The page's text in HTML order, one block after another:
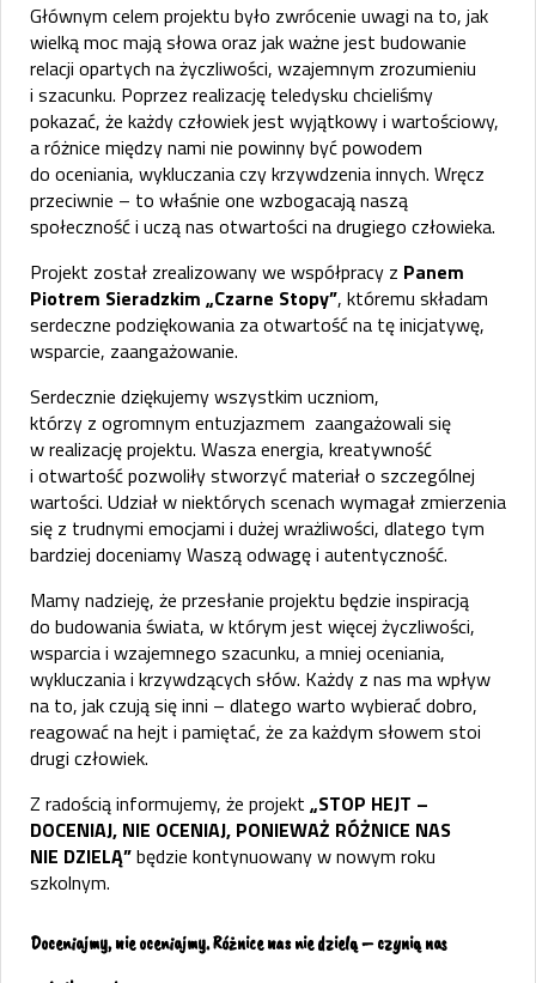
Głównym celem projektu było zwrócenie uwagi na to, jak
wielką moc mają słowa oraz jak ważne jest budowanie
relacji opartych na życzliwości, wzajemnym zrozumieniu
i szacunku. Poprzez realizację teledysku chcieliśmy
pokazać, że każdy człowiek jest wyjątkowy i wartościowy,
a różnice między nami nie powinny być powodem
do oceniania, wykluczania czy krzywdzenia innych. Wręcz
przeciwnie – to właśnie one wzbogacają naszą
społeczność i uczą nas otwartości na drugiego człowieka.
Projekt został zrealizowany we współpracy z Panem
Piotrem Sieradzkim „Czarne Stopy”, któremu składam
serdeczne podziękowania za otwartość na tę inicjatywę,
wsparcie, zaangażowanie.
Serdecznie dziękujemy wszystkim uczniom,
którzy z ogromnym entuzjazmem zaangażowali się
w realizację projektu. Wasza energia, kreatywność
i otwartość pozwoliły stworzyć materiał o szczególnej
wartości. Udział w niektórych scenach wymagał zmierzenia
się z trudnymi emocjami i dużej wrażliwości, dlatego tym
bardziej doceniamy Waszą odwagę i autentyczność.
Mamy nadzieję, że przesłanie projektu będzie inspiracją
do budowania świata, w którym jest więcej życzliwości,
wsparcia i wzajemnego szacunku, a mniej oceniania,
wykluczania i krzywdzących słów. Każdy z nas ma wpływ
na to, jak czują się inni – dlatego warto wybierać dobro,
reagować na hejt i pamiętać, że za każdym słowem stoi
drugi człowiek.
Z radością informujemy, że projekt „STOP HEJT –
DOCENIAJ, NIE OCENIAJ, PONIEWAŻ RÓŻNICE NAS
NIE DZIELĄ”będzie kontynuowany w nowym roku
szkolnym.
Doceniajmy, nie oceniajmy. Różnice nas nie dzielą – czynią nas